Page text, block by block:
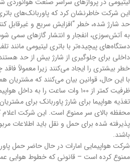
این شرکت خاطرنشان کرد که پاوربانک‌های
حد شارژ شده، خطر “افزایش سریع و غیرقابل
به آتش‌سوزی، انفجار و انتشار گازهای سمی
دستگاه‌های پیچیده‌تر با باتری لیتیومی مانند
داخلی برای جلوگیری از شارژ بیش از حد
خطر بیشتری را ایجاد می‌کنند زیرا معمولاً
با این حال، قوانین بیان می‌کنند که مشتریان
ظرفیت کمتر از ۱۰۰ وات ساعت را به
تغذیه هواپیما برای شارژ پاوربانک برای
محفظه بالای سر ممنوع است. این شرکت اعلام
پذیرفته شده برای حمل و نقل باید اطلاعات
باشند.
شرکت هواپیمایی امارات در حال حاضر حمل
ممنوع کرده است – قانونی که خطوط هوایی